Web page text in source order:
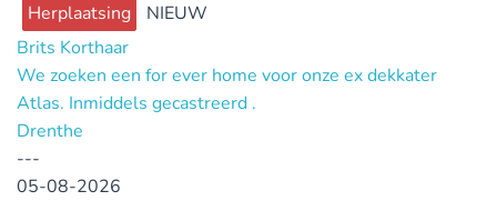
Herplaatsing
NIEUW
Brits Korthaar
We zoeken een for ever home voor onze ex dekkater
Atlas. Inmiddels gecastreerd .
Drenthe
---
05-08-2026